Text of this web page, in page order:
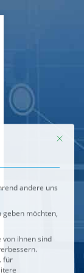
BRENNPUNKT
andere uns
möchten,
von ihnen sind
.
werden